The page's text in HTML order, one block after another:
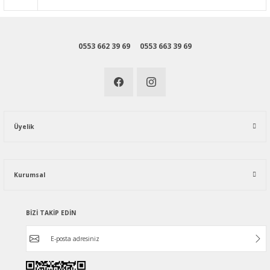
0553 662 39 69 0553 663 39 69
Üyelik
Kurumsal
BİZİ TAKİP EDİN